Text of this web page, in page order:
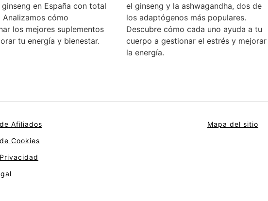
en España con total
Analizamos cómo
los mejores suplementos
tu energía y bienestar.
el ginseng y la ashwagandha, dos de
los adaptógenos más populares.
Descubre cómo cada uno ayuda a tu
cuerpo a gestionar el estrés y mejorar
la energía.
Afiliados
Cookies
Mapa del sitio